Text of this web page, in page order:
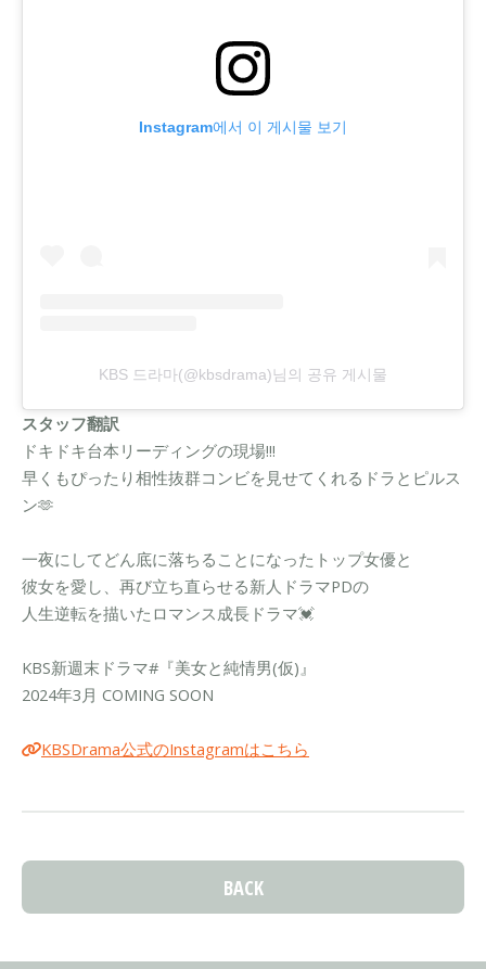
Instagram에서 이 게시물 보기
KBS 드라마(@kbsdrama)님의 공유 게시물
スタッフ翻訳
ドキドキ台本リーディングの現場!!!
早くもぴったり相性抜群コンビを見せてくれるドラとピルス
ン🫶
一夜にしてどん底に落ちることになったトップ女優と
彼女を愛し、再び立ち直らせる新人ドラマPDの
人生逆転を描いたロマンス成長ドラマ💓
KBS新週末ドラマ#『美女と純情男(仮)』
2024年3月 COMING SOON
KBSDrama公式のInstagramはこちら
BACK